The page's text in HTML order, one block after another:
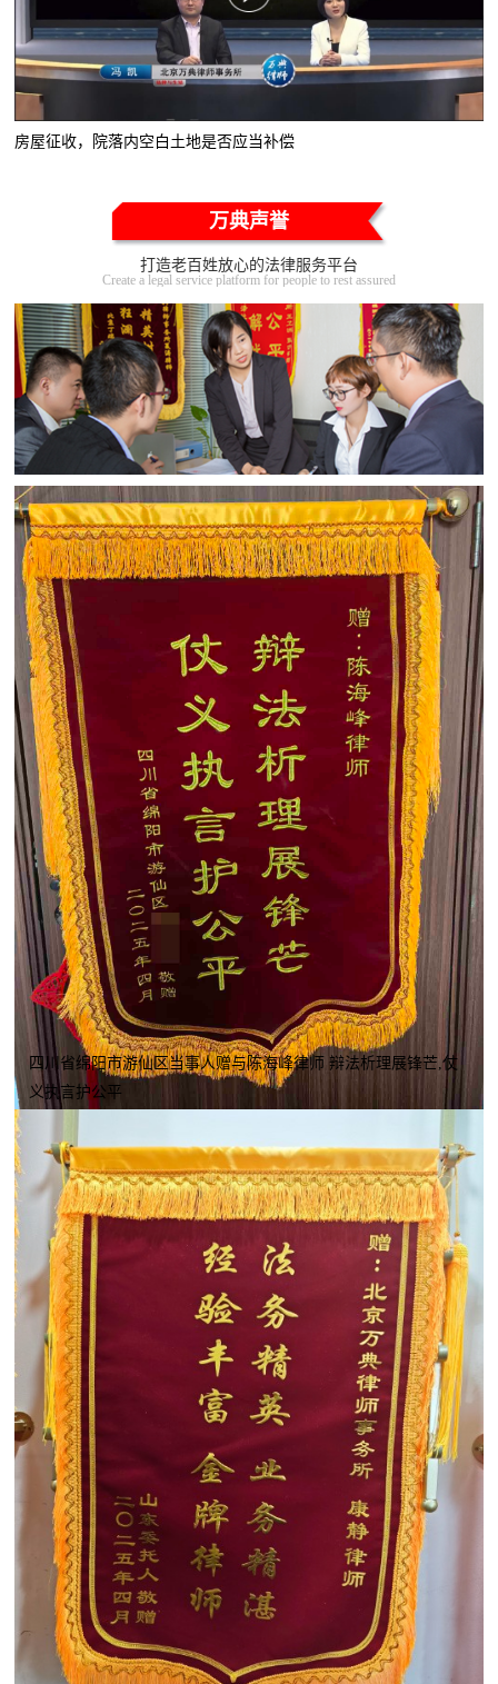
房屋征收，院落内空白土地是否应当补偿
万典声誉
打造老百姓放心的法律服务平台
Create a legal service platform for people to rest assured
四川省绵阳市游仙区当事人赠与陈海峰律师 辩法析理展锋芒,仗
义执言护公平